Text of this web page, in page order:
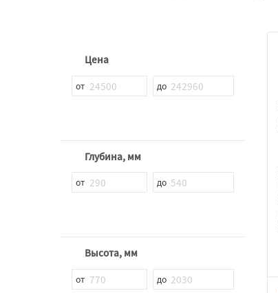
Цена
Глубина, мм
Высота, мм